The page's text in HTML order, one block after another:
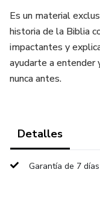
Es un material
historia de la Biblia
impactantes y
ayudarte a entender
nunca antes.
Detalles
Garantía de 7 días